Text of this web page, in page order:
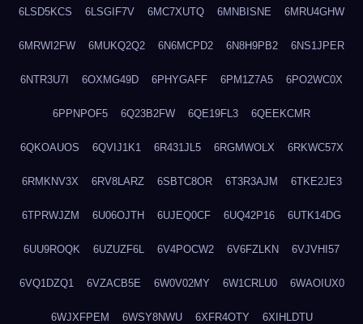
6LSD5KCS 6LSGIF7V 6MC7XUTQ 6MNBISNE 6MRU4GHW
6MRWI2FW 6MUKQ2Q2 6N6MCPD2 6N8H9PB2 6NS1JPER
6NTR3U7I 6OXMG49D 6PHYGAFF 6PM1Z7A5 6PO2WC0X
6PPNPOF5 6Q23B2FW 6QE19FL3 6QEEKCMR
6QKOAUOS 6QVIJ1K1 6R431JL5 6RGMWOLX 6RKWC57X
6RMKNV3X 6RV8LARZ 6SBTC8OR 6T3R3AJM 6TKE2JE3
6TPRWJZM 6U06OJTH 6UJEQ0CF 6UQ42P16 6UTK14DG
6UU9ROQK 6UZUZF6L 6V4POCW2 6V6FZLKN 6VJVHI57
6VQ1DZQ1 6VZACB5E 6W0V02MY 6W1CRLU0 6WAOIUX0
6WJXFPEM 6WSY8NWU 6XFR4OTY 6XIHLDTU